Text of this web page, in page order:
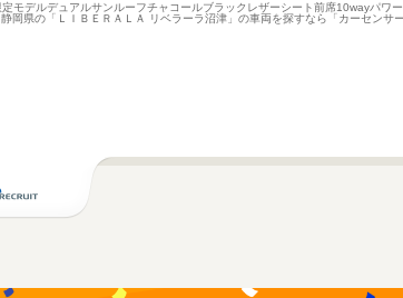
デルデュアルサンルーフチャコールブラックレザーシート前席10wayパワ
岡県の「ＬＩＢＥＲＡＬＡ リベラーラ沼津」の車両を探すなら「カーセンサー